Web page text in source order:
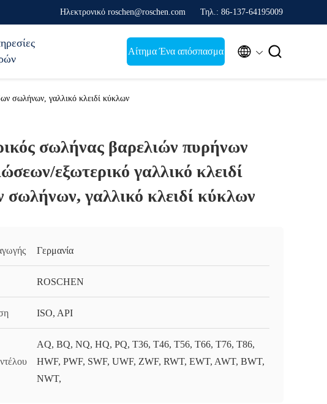
Ηλεκτρονικό roschen@roschen.com Τηλ.: 86-137-64195009
Αίτημα Ένα απόσπασμα  
σωλήνων, γαλλικό κλειδί κύκλων
σωλήνας βαρελιών πυρήνων
εξωτερικό γαλλικό κλειδί
σωλήνων, γαλλικό κλειδί κύκλων
Γερμανία
ROSCHEN
ISO, API
AQ, BQ, NQ, HQ, PQ, T36, T46, T56, T66, T76, T86,
HWF, PWF, SWF, UWF, ZWF, RWT, EWT, AWT, BWT,
NWT,